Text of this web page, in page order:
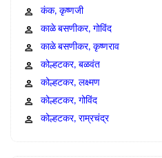
कंक, कृष्णजी
काळे बसणीकर, गोविंद
काळे बसणीकर, कृष्णराव
कोल्हटकर, बळवंत
कोल्हटकर, लक्ष्मण
कोल्हटकर, गोविंद
कोल्हटकर, राम्रचंद्र